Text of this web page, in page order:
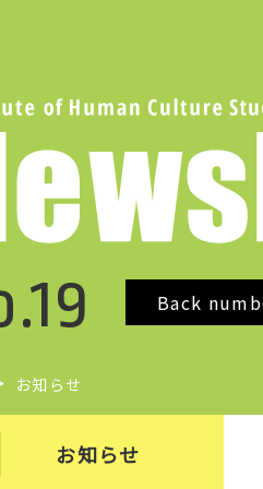
Back
お知らせ
お知らせ